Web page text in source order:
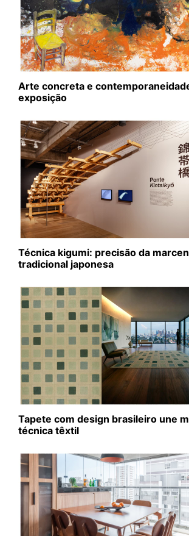
Arte concreta e
exposição
Técnica kigumi: precisão da
tradicional japonesa
Tapete com design brasileiro une
técnica têxtil